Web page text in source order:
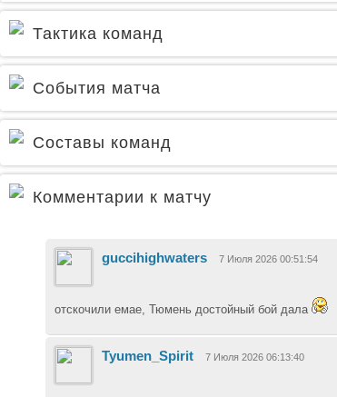
Тактика команд
События матча
Составы команд
Комментарии к матчу
guccihighwaters 7 Июля 2026 00:51:54
отскочили емае, Тюмень достойный бой дала
Tyumen_Spirit 7 Июля 2026 06:13:40